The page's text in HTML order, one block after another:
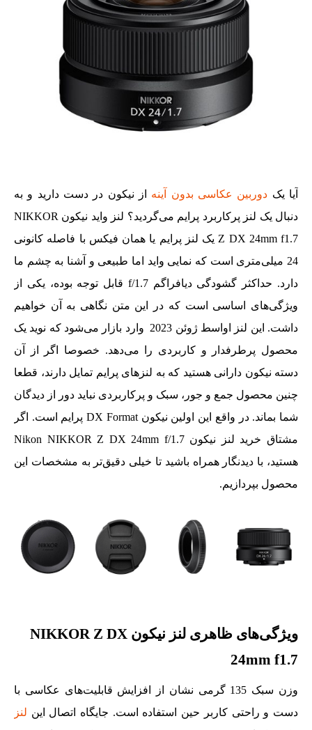
آیا یک دوربین عکاسی بدون آینه از نیکون در دست دارید و به
دنبال یک لنز پرکاربرد پرایم می‌گردید؟ لنز واید نیکون NIKKOR
Z DX 24mm f1.7 یک لنز پرایم یا همان فیکس با فاصله کانونی
24 میلی‌متری است که نمایی واید اما طبیعی و آشنا به چشم ما
دارد. حداکثر گشودگی دیافراگم f/1.7 قابل توجه بوده، یکی از
ویژگی‌های اساسی است که در این متن نگاهی به آن خواهیم
داشت. این لنز اواسط ژوئن 2023 وارد بازار می‌شود که نوید یک
محصول پرطرفدار و کاربردی را می‌دهد. خصوصا اگر از آن
دسته نیکون دارانی هستید که به لنزهای پرایم تمایل دارند، قطعا
چنین محصول جمع و جور، سبک و پرکاربردی نباید دور از دیدگان
شما بماند. در واقع این اولین نیکون DX Format پرایم است. اگر
مشتاق خرید لنز نیکون Nikon NIKKOR Z DX 24mm f/1.7
هستید، با دیدنگار همراه باشید تا خیلی دقیق‌تر به مشخصات این
محصول بپردازیم.
ویژگی‌های ظاهری لنز نیکون NIKKOR Z DX
24mm f1.7
وزن سبک 135 گرمی نشان از افزایش قابلیت‌های عکاسی با
دست و راحتی کاربر حین استفاده است. جایگاه اتصال این لنز